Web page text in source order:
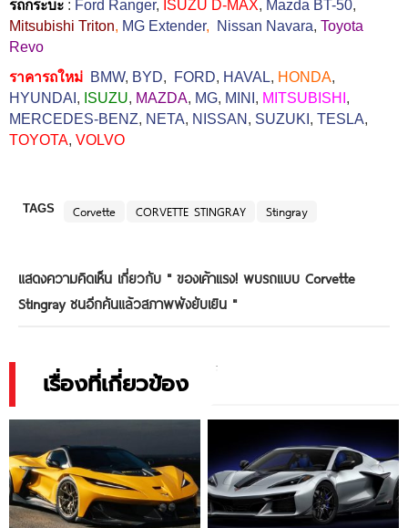
รถกระบะ : Ford Ranger, ISUZU D-MAX, Mazda BT-50,
Mitsubishi Triton, MG Extender, Nissan Navara, Toyota
Revo
ราคารถใหม่ BMW, BYD, FORD, HAVAL, HONDA,
HYUNDAI , ISUZU, MAZDA, MG, MINI , MITSUBISHI ,
MERCEDES-BENZ, NETA, NISSAN , SUZUKI , TESLA,
TOYOTA, VOLVO
TAGS Corvette CORVETTE STINGRAY Stingray
แสดงความคิดเห็น เกี่ยวกับ " ของเค้าแรง! พบรถแบบ Corvette
Stingray ชนอีกคันแล้วสภาพพังยับเยิน "
เรื่องที่เกี่ยวข้อง